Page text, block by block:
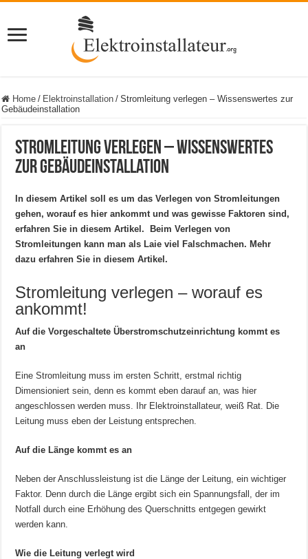
Home / Elektroinstallation / Stromleitung verlegen – Wissenswertes zur
Gebäudeinstallation
Stromleitung verlegen – Wissenswertes
zur Gebäudeinstallation
In diesem Artikel soll es um das Verlegen von Stromleitungen
gehen, worauf es hier ankommt und was gewisse Faktoren sind,
erfahren Sie in diesem Artikel. Beim Verlegen von
Stromleitungen kann man als Laie viel Falschmachen. Mehr
dazu erfahren Sie in diesem Artikel.
Stromleitung verlegen – worauf es
ankommt!
Auf die Vorgeschaltete Überstromschutzeinrichtung kommt es
an
Eine Stromleitung muss im ersten Schritt, erstmal richtig
Dimensioniert sein, denn es kommt eben darauf an, was hier
angeschlossen werden muss. Ihr Elektroinstallateur, weiß Rat. Die
Leitung muss eben der Leistung entsprechen.
Auf die Länge kommt es an
Neben der Anschlussleistung ist die Länge der Leitung, ein wichtiger
Faktor. Denn durch die Länge ergibt sich ein Spannungsfall, der im
Notfall durch eine Erhöhung des Querschnitts entgegen gewirkt
werden kann.
Wie die Leitung verlegt wird